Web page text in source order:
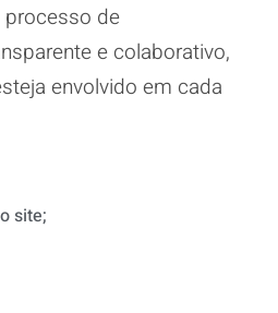
de
e colaborativo,
envolvido em cada
site;